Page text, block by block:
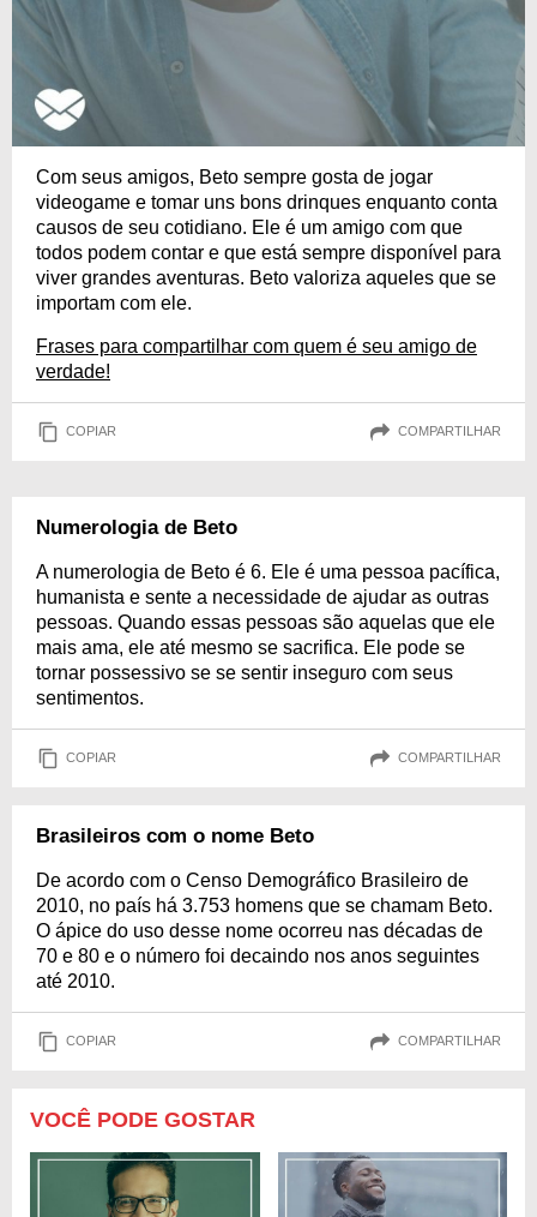
Com seus amigos, Beto sempre gosta de jogar
videogame e tomar uns bons drinques enquanto conta
causos de seu cotidiano. Ele é um amigo com que
todos podem contar e que está sempre disponível para
viver grandes aventuras. Beto valoriza aqueles que se
importam com ele.
Frases para compartilhar com quem é seu amigo de
verdade!
COPIAR COMPARTILHAR
Numerologia de Beto
A numerologia de Beto é 6. Ele é uma pessoa pacífica,
humanista e sente a necessidade de ajudar as outras
pessoas. Quando essas pessoas são aquelas que ele
mais ama, ele até mesmo se sacrifica. Ele pode se
tornar possessivo se se sentir inseguro com seus
sentimentos.
COPIAR COMPARTILHAR
Brasileiros com o nome Beto
De acordo com o Censo Demográfico Brasileiro de
2010, no país há 3.753 homens que se chamam Beto.
O ápice do uso desse nome ocorreu nas décadas de
70 e 80 e o número foi decaindo nos anos seguintes
até 2010.
COPIAR COMPARTILHAR
VOCÊ PODE GOSTAR